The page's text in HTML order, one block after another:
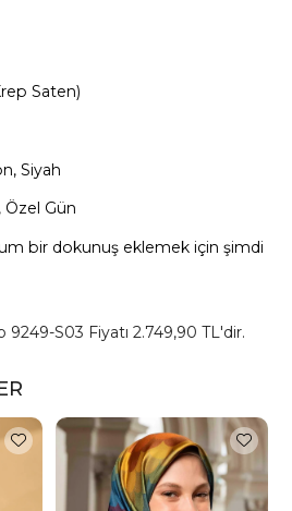
Saten)
Siyah
Özel Gün
bir dokunuş eklemek için şimdi
9249-S03 Fiyatı 2.749,90 TL'dir.